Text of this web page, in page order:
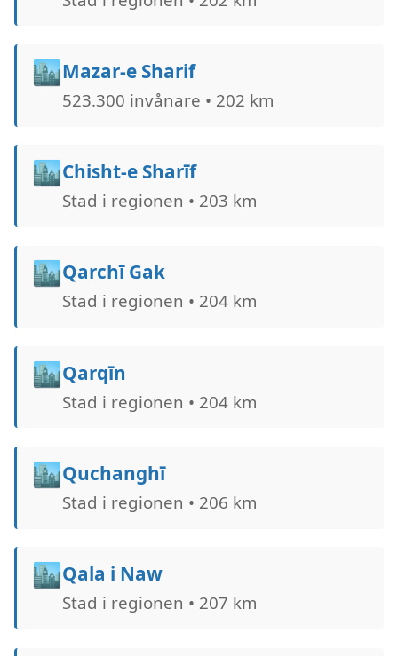
🏙️Mazar-e Sharif
523.300 invånare • 202 km
🏙️Chisht-e Sharīf
Stad i regionen • 203 km
🏙️Qarchī Gak
Stad i regionen • 204 km
🏙️Qarqīn
Stad i regionen • 204 km
🏙️Quchanghī
Stad i regionen • 206 km
🏙️Qala i Naw
Stad i regionen • 207 km